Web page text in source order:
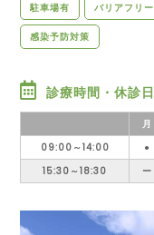
駐車場有 バリアフリー
感染予防対策
診療時間・休診日
月
09:00～14:00
●
15:30～18:30
ー